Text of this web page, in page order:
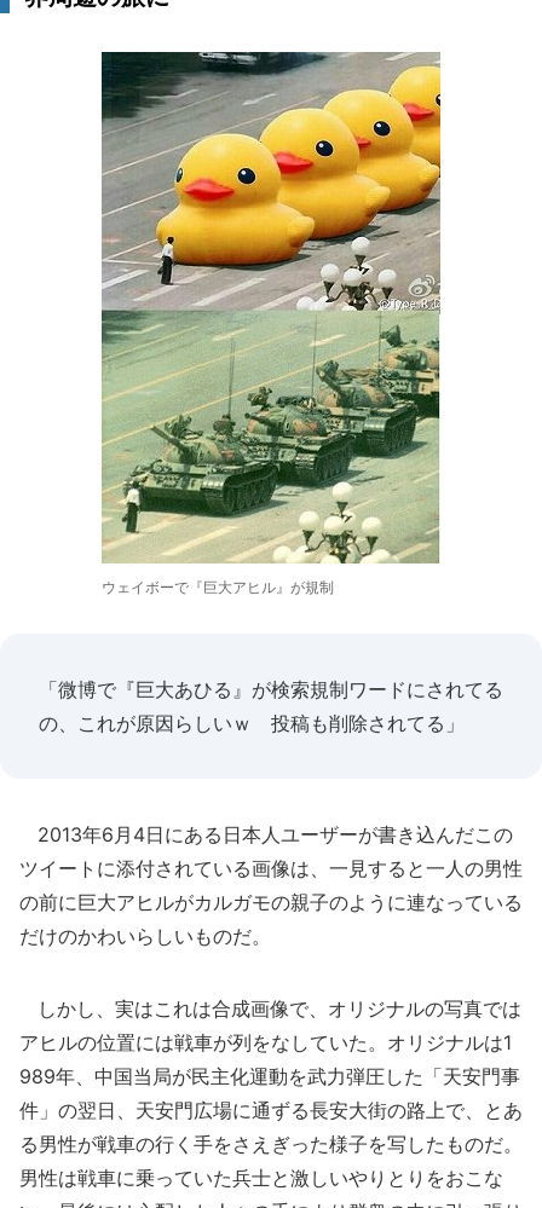
ウェイボーで『巨大アヒル』が規制
「微博で『巨大あひる』が検索規制ワードにされてる
の、これが原因らしいｗ 投稿も削除されてる」
2013年6月4日にある日本人ユーザーが書き込んだこの
ツイートに添付されている画像は、一見すると一人の男性
の前に巨大アヒルがカルガモの親子のように連なっている
だけのかわいらしいものだ。
しかし、実はこれは合成画像で、オリジナルの写真では
アヒルの位置には戦車が列をなしていた。オリジナルは1
989年、中国当局が民主化運動を武力弾圧した「天安門事
件」の翌日、天安門広場に通ずる長安大街の路上で、とあ
る男性が戦車の行く手をさえぎった様子を写したものだ。
男性は戦車に乗っていた兵士と激しいやりとりをおこな